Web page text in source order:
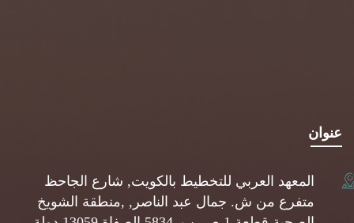
عنوان
المعهد العربي للتخطيط بالكويت, شارع الجاحظ
متفرع من ش. جمال عبد الناصر, ,منطقة الشويخ